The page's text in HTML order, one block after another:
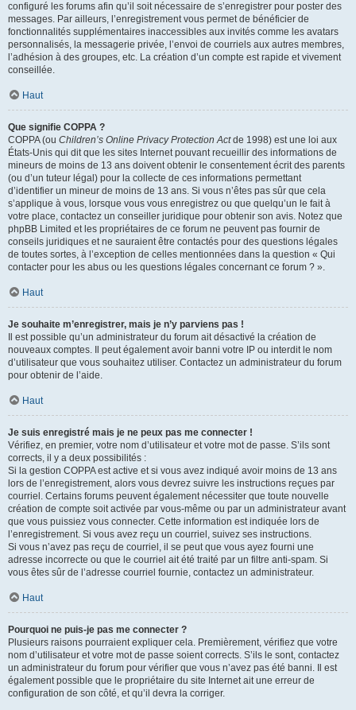
configuré les forums afin qu’il soit nécessaire de s’enregistrer pour poster des
messages. Par ailleurs, l’enregistrement vous permet de bénéficier de
fonctionnalités supplémentaires inaccessibles aux invités comme les avatars
personnalisés, la messagerie privée, l’envoi de courriels aux autres membres,
l’adhésion à des groupes, etc. La création d’un compte est rapide et vivement
conseillée.
Haut
Que signifie COPPA ?
COPPA (ou Children’s Online Privacy Protection Actde 1998) est une loi aux
États-Unis qui dit que les sites Internet pouvant recueillir des informations de
mineurs de moins de 13 ans doivent obtenir le consentement écrit des parents
(ou d’un tuteur légal) pour la collecte de ces informations permettant
d’identifier un mineur de moins de 13 ans. Si vous n’êtes pas sûr que cela
s’applique à vous, lorsque vous vous enregistrez ou que quelqu’un le fait à
votre place, contactez un conseiller juridique pour obtenir son avis. Notez que
phpBB Limited et les propriétaires de ce forum ne peuvent pas fournir de
conseils juridiques et ne sauraient être contactés pour des questions légales
de toutes sortes, à l’exception de celles mentionnées dans la question « Qui
contacter pour les abus ou les questions légales concernant ce forum ? ».
Haut
Je souhaite m’enregistrer, mais je n’y parviens pas !
Il est possible qu’un administrateur du forum ait désactivé la création de
nouveaux comptes. Il peut également avoir banni votre IP ou interdit le nom
d’utilisateur que vous souhaitez utiliser. Contactez un administrateur du forum
pour obtenir de l’aide.
Haut
Je suis enregistré mais je ne peux pas me connecter !
Vérifiez, en premier, votre nom d’utilisateur et votre mot de passe. S’ils sont
corrects, il y a deux possibilités :
Si la gestion COPPA est active et si vous avez indiqué avoir moins de 13 ans
lors de l’enregistrement, alors vous devrez suivre les instructions reçues par
courriel. Certains forums peuvent également nécessiter que toute nouvelle
création de compte soit activée par vous-même ou par un administrateur avant
que vous puissiez vous connecter. Cette information est indiquée lors de
l’enregistrement. Si vous avez reçu un courriel, suivez ses instructions.
Si vous n’avez pas reçu de courriel, il se peut que vous ayez fourni une
adresse incorrecte ou que le courriel ait été traité par un filtre anti-spam. Si
vous êtes sûr de l’adresse courriel fournie, contactez un administrateur.
Haut
Pourquoi ne puis-je pas me connecter ?
Plusieurs raisons pourraient expliquer cela. Premièrement, vérifiez que votre
nom d’utilisateur et votre mot de passe soient corrects. S’ils le sont, contactez
un administrateur du forum pour vérifier que vous n’avez pas été banni. Il est
également possible que le propriétaire du site Internet ait une erreur de
configuration de son côté, et qu’il devra la corriger.